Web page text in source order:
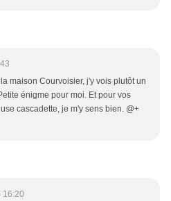
maison Courvoisier, j'y vois plutôt un
énigme pour moi. Et pour vos
cascadette, je m'y sens bien. @+
16:20